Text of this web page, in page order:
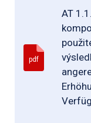
pdf
AT